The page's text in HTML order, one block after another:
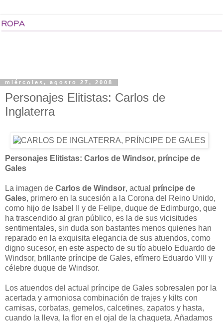
miércoles, agosto 27, 2008
Personajes Elitistas: Carlos de
Inglaterra
Personajes Elitistas: Carlos de Windsor, príncipe de
Gales
La imagen de Carlos de Windsor, actual príncipe de
Gales, primero en la sucesión a la Corona del Reino Unido,
como hijo de Isabel II y de Felipe, duque de Edimburgo, que
ha trascendido al gran público, es la de sus vicisitudes
sentimentales, sin duda son bastantes menos quienes han
reparado en la exquisita elegancia de sus atuendos, como
digno sucesor, en este aspecto de su tío abuelo Eduardo de
Windsor, brillante príncipe de Gales, efímero Eduardo VIII y
célebre duque de Windsor.
Los atuendos del actual príncipe de Gales sobresalen por la
acertada y armoniosa combinación de trajes y kilts con
camisas, corbatas, gemelos, calcetines, zapatos y hasta,
cuando la lleva, la flor en el ojal de la chaqueta. Añadamos